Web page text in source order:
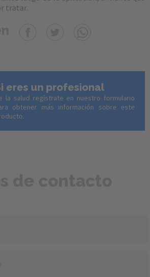
tratar.
eres un profesional
la salud regístrate en nuestro formulario
obtener más información sobre este